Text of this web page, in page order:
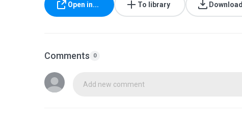
Open in... To library Download
Comments 0
Add new comment